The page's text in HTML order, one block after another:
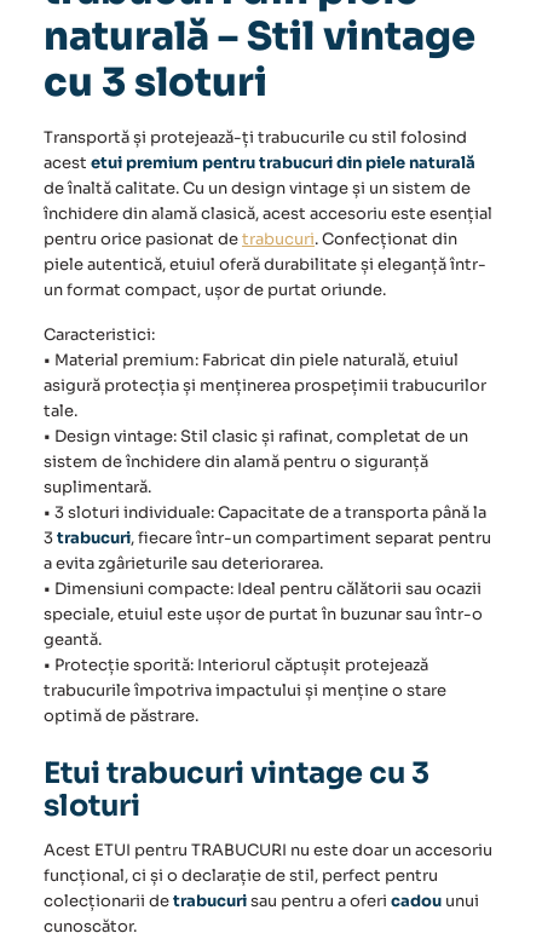
naturală – Stil vintage
cu 3 sloturi
Transportă și protejează-ți trabucurile cu stil folosind
acest etui premium pentru trabucuri din piele naturală
de înaltă calitate. Cu un design vintage și un sistem de
închidere din alamă clasică, acest accesoriu este esențial
pentru orice pasionat detrabucuri. Confecționat din
piele autentică,etuiul oferă durabilitate și eleganță într-
un format compact, ușor de purtat oriunde.
Caracteristici:
• Material premium: Fabricat din piele naturală, etuiul
asigură protecția și menținerea prospețimii trabucurilor
tale.
• Design vintage: Stil clasic și rafinat, completat de un
sistem de închidere din alamă pentru o siguranță
suplimentară.
• 3 sloturi individuale: Capacitate de a transporta până la
3trabucuri, fiecare într-un compartiment separat pentru
a evita zgârieturile sau deteriorarea.
• Dimensiuni compacte: Ideal pentru călătorii sau ocazii
speciale, etuiul este ușor de purtat în buzunar sau într-o
geantă.
• Protecție sporită: Interiorul căptușit protejează
trabucurile împotriva impactului și menține o stare
optimă de păstrare.
Etui trabucuri vintage cu 3
sloturi
Acest ETUI pentru TRABUCURI nu este doar un accesoriu
funcțional, ci și o declarație de stil, perfect pentru
colecționarii detrabucurisau pentru a oferi cadou unui
cunoscător.